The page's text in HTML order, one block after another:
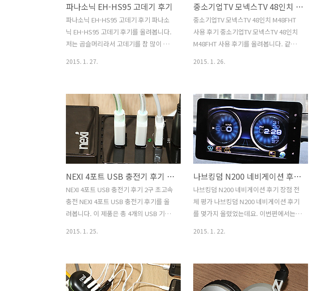
USB 3.0 단자 3개로 USB 허브 역할도 하
므로 상당히 유용한 제품 입니다. 그냥
USB 단자를 랜포트로 바꿔주는 제품보다
이것이 더 유용한 점이라면 USB 3..
려고 합니다. LG그램 14ZD950는 재질부
분을 바꾸고 전체적으로 얇게 만들어서
무게를 대폭 줄었습니다. 손으로 들어보
면 확실히 가볍다는 생각이 들더군요. 가
파나소닉 EH-HS95 고데기 후기
파나소닉 EH-HS95 고데기 후기 파나소
닉 EH-HS95 고데기 후기를 올려봅니다.
저는 곱슬머리라서 고데기를 참 많이 사
리카락이 쉽게 타기도 하고 오래 유지가
안되더군요. 파나소닉 EH-HS95 고데기
는 약간 고가인데요. 그래서 좀 품질이 좋
았습니다. 온도를 세심하게 조정할 수 있
는 조절기가 있었고 자동으로 온도를 유
지시켜주고 나노이온도 발생을 해서 머리
카락이 좀 더 오랫동안 좋은 모양으로 유
지되는것을 돕습니다. 그런데 파나소닉
EH-HS95 고데기를 사용하면서 저도 궁
금했던점이 있습니다. 열이 올라가는 장
치이므로 당연 전력소모량이 좀 높을것으
3..
2015. 1. 27.
중소기업TV 모넥스TV 48인치 M48FHT 사용 후기
중소기업TV 모넥스TV 48인치 M48FHT
사용 후기 중소기업TV 모넥스TV 48인치
M48FHT 사용 후기를 올려봅니다. 같은
습니다. 화면에 대해서는 어느정도 보장
을 한다고 볼 수 있는데요. 중소기업TV에
서는 좀 더 저가형의 패널을 쓰기마련인
데 모넥스TV M48FHT 패널은 상당히 괜
찮은것을 사용했습니다. 48인치 제품으
로 제가 기존에 사용하던 46인치 제품보
다 조금 더 큰 사이즈이네요. 기존에 46인
치 삼성 제품 TV를 쓰고 있었는데요. 같이
놓으니 확실히 더 큽니다. 화면은 더 켜졌
지만 더 저렴한것이 이 제품의 매력이죠.
벽걸이 설치 또는 기본 스텐드 받침의 사
2015. 1. 26.
NEXI 4포트 USB 충전기 후기 2구 초고속 충전
NEXI 4포트 USB 충전기 후기 2구 초고속
충전 NEXI 4포트 USB 충전기 후기를 올
려봅니다. 이 제품은 총 4개의 USB 기기
장치 입니다. 가정에서 점점 USB로 충전
하는 장치가 많아지면서 NEXI 4포트 USB
충전기 같이 여러개의 포트를 가진 충전
2015. 1. 25.
나브킹덤 N200 네비게이션 후기 장점 전체 평가
나브킹덤 N200 네비게이션 후기 장점 전
체 평가 나브킹덤 N200 네비게이션 후기
를 몇가지 올렸었는데요. 이번편에서는
응속도와 직관성이라고 생각을 합니다.
직접 사용해보고 나브킹덤 N200 네비게
이션 후기를 작성하면서 이 제품은 사용
2015. 1. 22.